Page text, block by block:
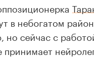
в небогатом
но сейчас с